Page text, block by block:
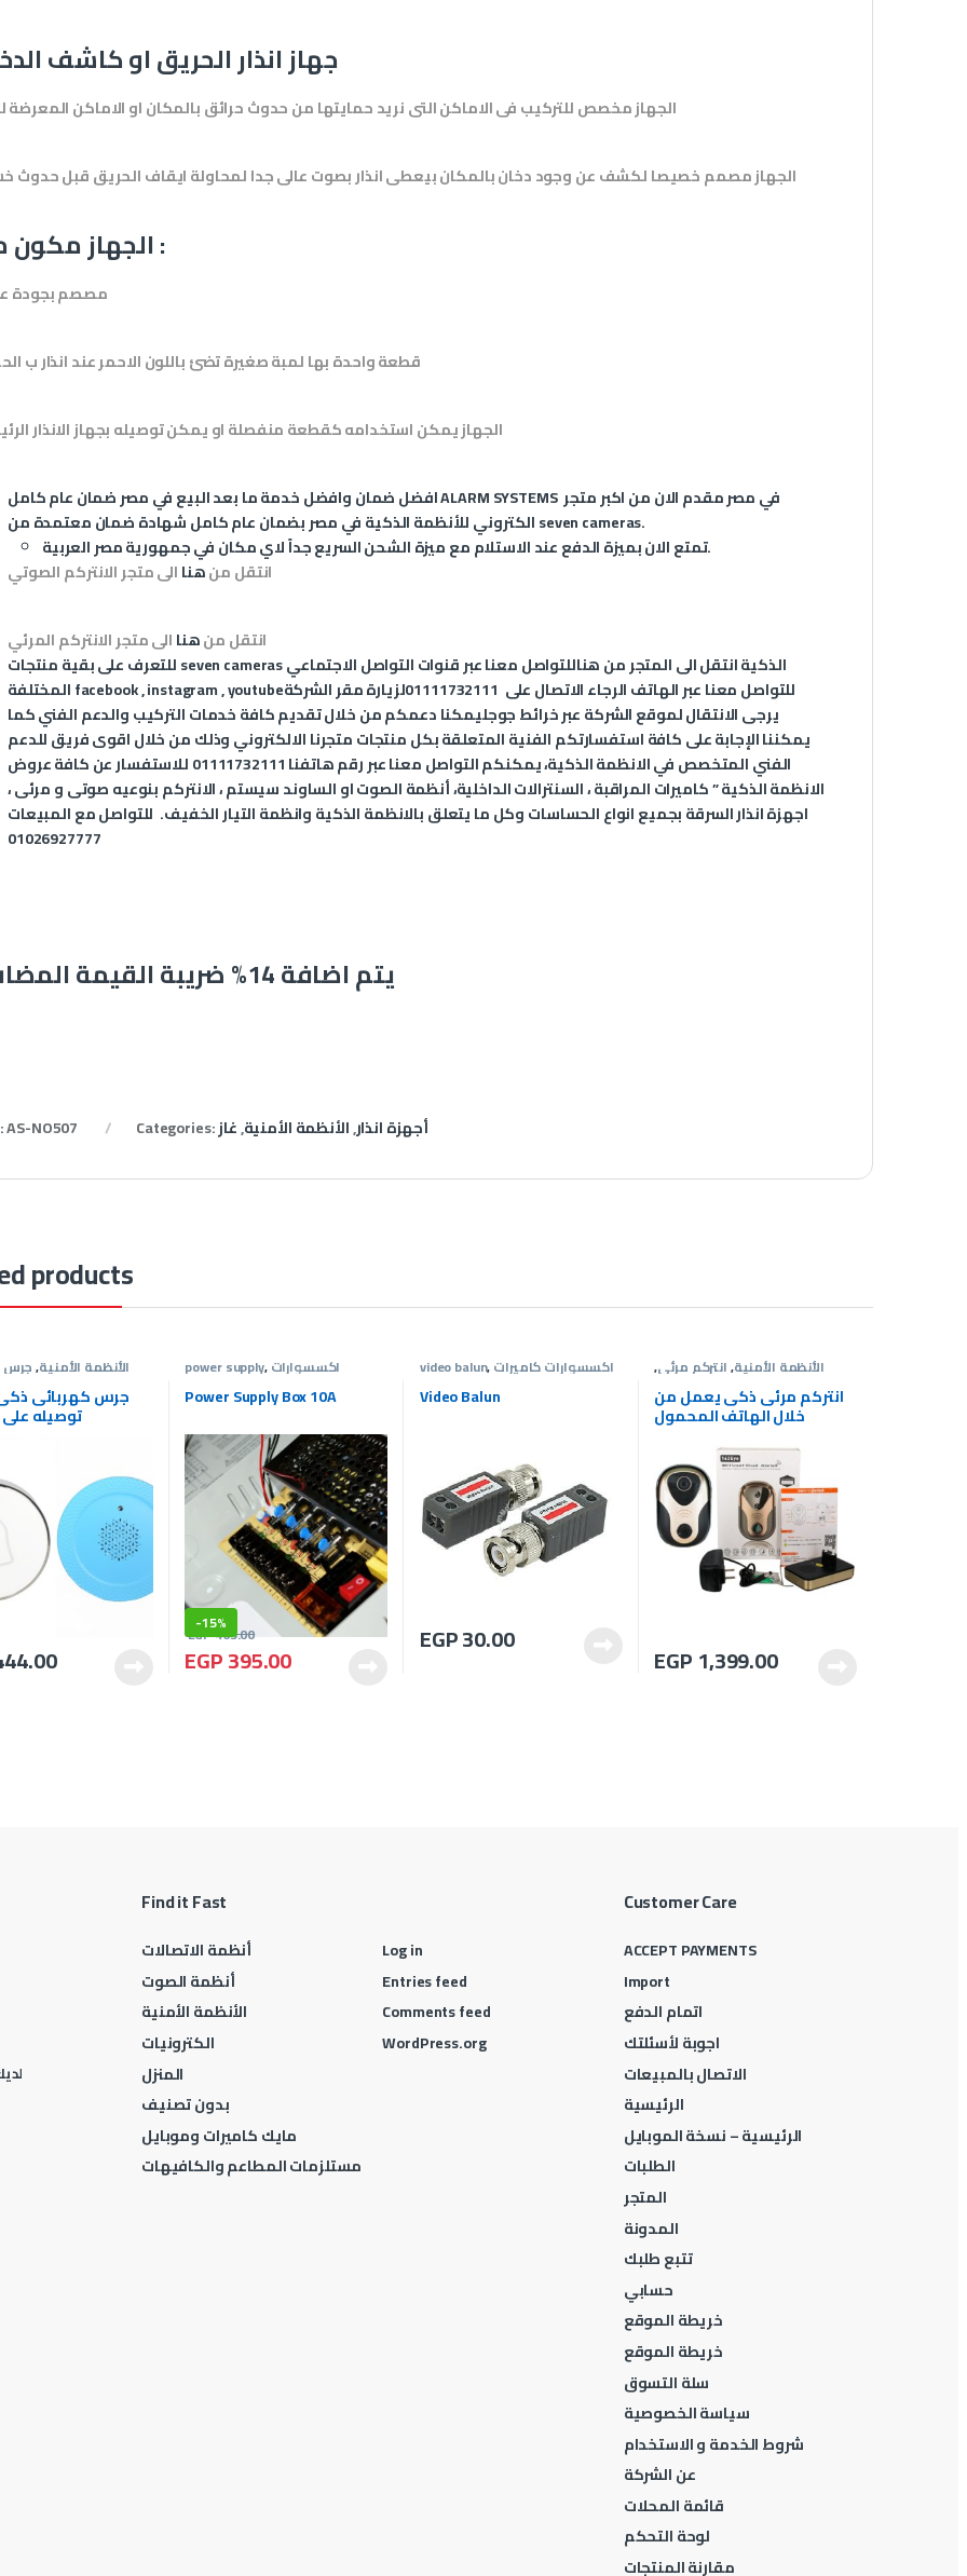
جهاز انذار الحريق او كاشف
الجهاز مخصص للتركيب فى الاماكن التى نريد حمايتها من حدوث حرائق بالمكان او الاماكن المعرضة
الجهاز مصمم خصيصا لكشف عن وجود دخان بالمكان بيعطى انذار بصوت عالى جدا لمحاولة ايقاف الحريق قبل حدوث
الجهاز مكون من :
مصصم بجودة
قطعة واحدة بها لمبة صغيرة تضئ باللون الاحمر عند انذار ب
الجهاز يمكن استخدامه كقطعة منفصلة او يمكن توصيله بجهاز الانذار
افضل ضمان وافضل خدمة ما بعد البيع في مصر ضمان عام كاملALARM SYSTEMSفي مصر مقدم الان من اكبر متجر
الكتروني للأنظمة الذكية في مصر بضمان عام كامل شهادة ضمان معتمدة من seven cameras.
تمتع الان بميزة الدفع عند الاستلام مع ميزة الشحن السريع جداً لاي مكان في جمهورية مصر العربية.
انتقل منهناالى متجر الانتركم الصوتي
انتقل منهناالى متجر الانتركم المرئي
للتعرف على بقية منتجاتseven cameras الذكية انتقل الى المتجر منهناللتواصل معنا عبر قنوات التواصل الاجتماعي
facebook,instagram,youtube للتواصل معنا عبر الهاتف الرجاء الاتصال على 01111732111لزيارة مقر الشركة
يرجى الانتقال لموقع الشركة عبرخرائط جوجليمكنا دعمكم من خلال تقديم كافة خدمات التركيب والدعم الفني كما
يمكننا الإجابة على كافة استفسارتكم الفنية المتعلقة بكل منتجات متجرنا الالكتروني وذلك من خلال اقوى فريق للدعم
الفني المتخصص في الانظمة الذكية، يمكنكم التواصل معنا عبر رقم هاتفنا 01111732111 للاستفسار عن كافة عروض
الانظمة الذكية ” كاميرات المراقبة ، السنترالات الداخلية، أنظمة الصوت او الساوند سيستم ، الانتركم بنوعيه صوتى و مرئى ،
اجهزة انذار السرقة بجميع انواع الحساسات وكل ما يتعلق بالانظمة الذكية وانظمة التيار الخفيف. للتواصل مع المبيعات
01026927777
يتم اضافة 14% ضريبة القيمة المضافة
AS-NO507 Categories: أجهزة انذار,الأنظمة الأمنية,غاز
products
الأنظمة الأمنية,جرس
جرس كهربائى
توصيله
power supply,اكسسوارات
كاميرات المراقبة,الأنظمة الأمنية
Power Supply Box 10A
-15%
EGP395.00
EGP465.00
video balun,اكسسوارات كاميرات
المراقبة,الأنظمة الأمنية
Video Balun
EGP30.00
الأنظمة الأمنية,انتركم مرئى,
عروض انتركم
انتركم مرئى ذكى يعمل من
خلال الهاتف المحمول
EGP1,399.00
Find it Fast
أنظمة الاتصالات
أنظمة الصوت
الأنظمة الأمنية
الكترونيات
المنزل
بدون تصنيف
مايك كاميرات وموبايل
مستلزمات المطاعم والكافيهات
Log in
Entries feed
Comments feed
WordPress.org
Customer Care
ACCEPT PAYMENTS
Import
اتمام الدفع
اجوبة لأسئلتك
الاتصال بالمبيعات
الرئيسية
الرئيسية – نسخة الموبايل
الطلبات
المتجر
المدونة
تتبع طلبك
حسابي
خريطة الموقع
خريطة الموقع
سلة التسوق
سياسة الخصوصية
شروط الخدمة و الاستخدام
عن الشركة
قائمة المحلات
لوحة التحكم
مقارنة المنتجات